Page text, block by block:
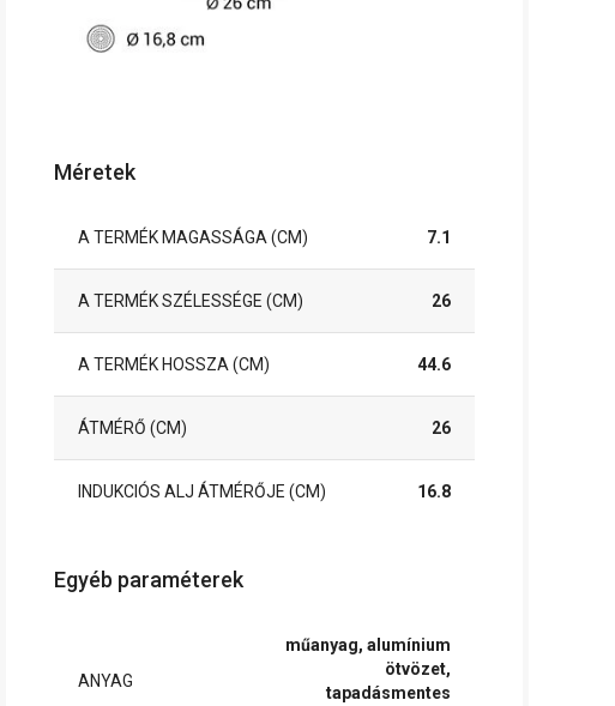
Méretek
A TERMÉK MAGASSÁGA (CM) 7.1
A TERMÉK SZÉLESSÉGE (CM) 26
A TERMÉK HOSSZA (CM) 44.6
ÁTMÉRŐ (CM) 26
INDUKCIÓS ALJ ÁTMÉRŐJE (CM) 16.8
Egyéb paraméterek
ANYAG
műanyag, alumínium
ötvözet,
tapadásmentes